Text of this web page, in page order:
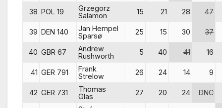
38 POL 19
Grzegorz
Salamon
15 21 28 47
39 DEN 140
Jan Hempel
Sparsø
25 15 30 37
40 GBR 67
Andrew
Rushworth
5 40 41 16
41 GER 791
Frank
Strelow
26 24 14 9
42 GER 731
Thomas
Glas
27 20 24 DNC